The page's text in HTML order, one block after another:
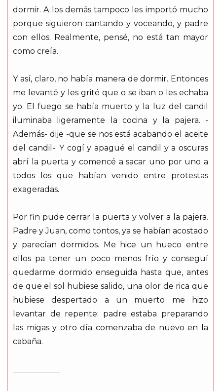
dormir. A los demás tampoco les importó mucho
porque siguieron cantando y voceando, y padre
con ellos. Realmente, pensé, no está tan mayor
como creía.
Y así, claro, no había manera de dormir. Entonces
me levanté y les grité que o se iban o les echaba
yo. El fuego se había muerto y la luz del candil
iluminaba ligeramente la cocina y la pajera. -
Además- dije -que se nos está acabando el aceite
del candil-. Y cogí y apagué el candil y a oscuras
abrí la puerta y comencé a sacar uno por uno a
todos los que habían venido entre protestas
exageradas.
Por fin pude cerrar la puerta y volver a la pajera.
Padre y Juan, como tontos, ya se habían acostado
y parecían dormidos. Me hice un hueco entre
ellos pa tener un poco menos frío y conseguí
quedarme dormido enseguida hasta que, antes
de que el sol hubiese salido, una olor de rica que
hubiese despertado a un muerto me hizo
levantar de repente: padre estaba preparando
las migas y otro día comenzaba de nuevo en la
cabaña.